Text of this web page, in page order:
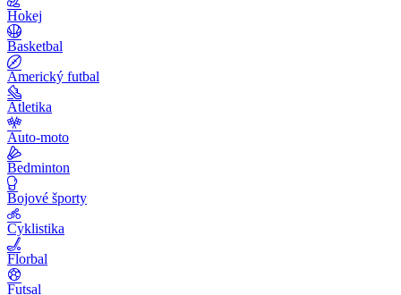
Hokej
Basketbal
Americký futbal
Atletika
Auto-moto
Bedminton
Bojové športy
Cyklistika
Florbal
Futsal